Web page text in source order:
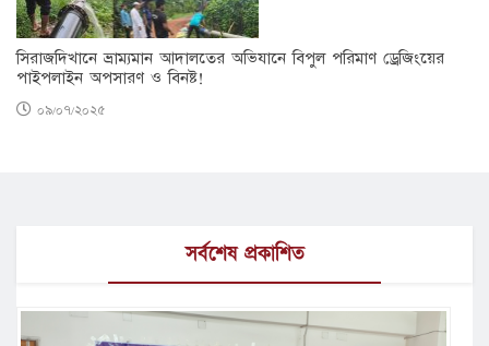
সিরাজদিখানে ভ্রাম্যমান আদালতের অভিযানে বিপুল পরিমাণ ড্রেজিংয়ের
পাইপলাইন অপসারণ ও বিনষ্ট!
০৯/০৭/২০২৫
সর্বশেষ প্রকাশিত